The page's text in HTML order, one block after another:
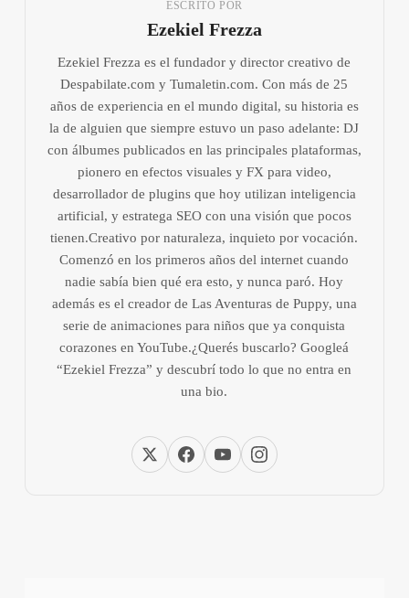
ESCRITO POR
Ezekiel Frezza
Ezekiel Frezza es el fundador y director creativo de
Despabilate.com y Tumaletin.com. Con más de 25
años de experiencia en el mundo digital, su historia es
la de alguien que siempre estuvo un paso adelante: DJ
con álbumes publicados en las principales plataformas,
pionero en efectos visuales y FX para video,
desarrollador de plugins que hoy utilizan inteligencia
artificial, y estratega SEO con una visión que pocos
tienen.Creativo por naturaleza, inquieto por vocación.
Comenzó en los primeros años del internet cuando
nadie sabía bien qué era esto, y nunca paró. Hoy
además es el creador de Las Aventuras de Puppy, una
serie de animaciones para niños que ya conquista
corazones en YouTube.¿Querés buscarlo? Googleá
“Ezekiel Frezza” y descubrí todo lo que no entra en
una bio.